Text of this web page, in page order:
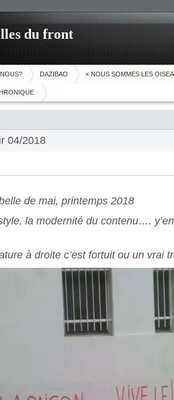
du front
DAZIBAO « NOUS SOMMES LES
04/2018
de mai, printemps 2018
la modernité du contenu….
à droite c’est fortuit ou un vrai